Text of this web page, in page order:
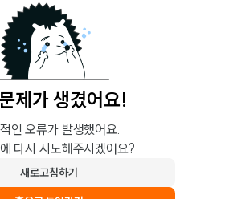
제가 생겼어요!
인 오류가 발생했어요.
다시 시도해주시겠어요?
새로고침하기